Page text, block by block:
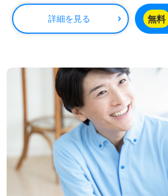
た研修プログラムにより、入社後も
が可能です。明るく働きやすい職場
ャリアアップを目指す方や転職を考
東京都、神奈川県、埼玉県を中心に
おり、自分の希望エリアで働くチャン
に、ウィルオブ介護では、医療・福祉
広く提供しており、転職に関するサポ
行っています。非公開求人も取り扱っ
くの選択肢から自分に合った職場を
す。転職活動を考えている方は、ぜひ
せください。
詳細を見る 無料